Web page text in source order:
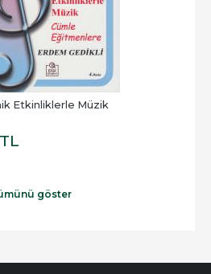
Etkinliklerle Müzik
TL
göster